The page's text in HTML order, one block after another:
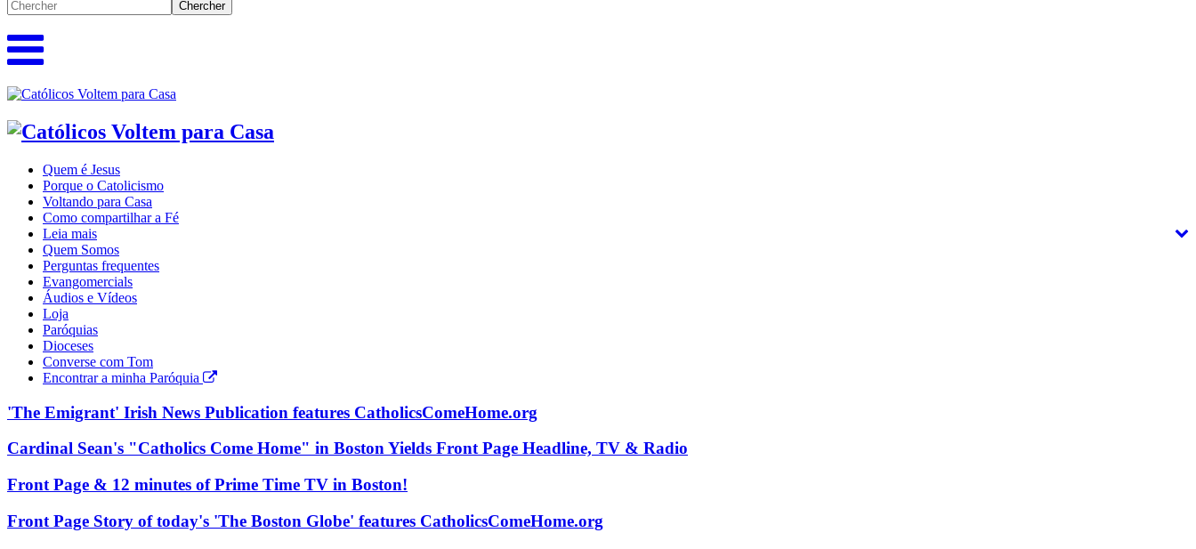
Quem é Jesus
Porque o Catolicismo
Voltando para Casa
Como compartilhar a Fé
Leia mais
Quem Somos
Perguntas frequentes
Evangomercials
Áudios e Vídeos
Loja
Paróquias
Dioceses
Converse com Tom
Encontrar a minha Paróquia
'The Emigrant' Irish News Publication features CatholicsComeHome.org
Cardinal Sean's "Catholics Come Home" in Boston Yields Front Page Headline, TV & Radio
Front Page & 12 minutes of Prime Time TV in Boston!
Front Page Story of today's 'The Boston Globe' features CatholicsComeHome.org